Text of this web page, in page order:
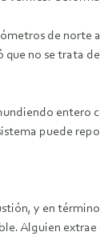
de norte
no se trata
puede
y en
Alguien